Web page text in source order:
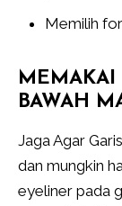
Memilih
MEMAKAI
BAWAH
Jaga Agar
dan mungkin
eyeliner pada